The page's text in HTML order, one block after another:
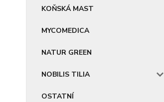
KOŇSKÁ MAST
MYCOMEDICA
NATUR GREEN
NOBILIS TILIA
OSTATNÍ